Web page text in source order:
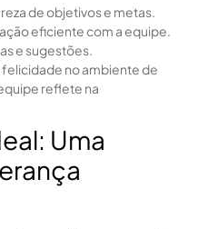
de objetivos e metas.
eficiente com a equipe.
e sugestões.
no ambiente de
reflete na
Uma